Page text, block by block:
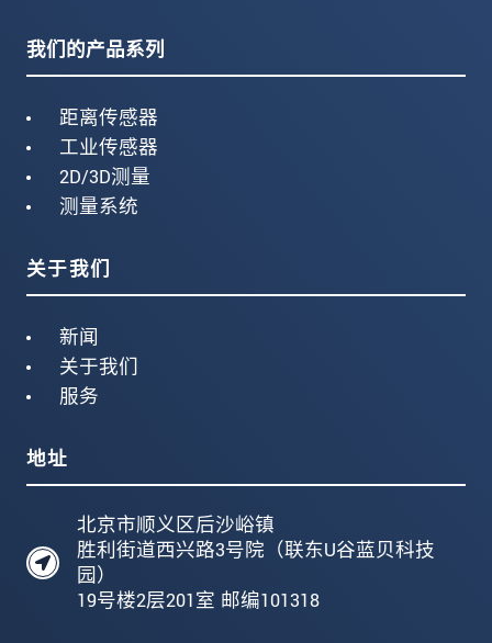
我们的产品系列
距离传感器
工业传感器
2D/3D测量
测量系统
关于我们
新闻
关于我们
服务
地址
北京市顺义区后沙峪镇
胜利街道西兴路3号院（联东U谷蓝贝科技
园）
19号楼2层201室 邮编101318